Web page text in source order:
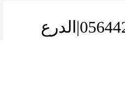
سباك في دبي |0564421019|الدرع